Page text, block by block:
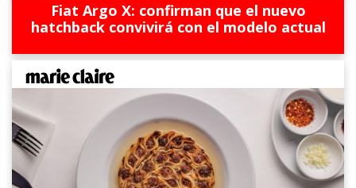
Fiat Argo X: confirman que el nuevo
hatchback convivirá con el modelo actual